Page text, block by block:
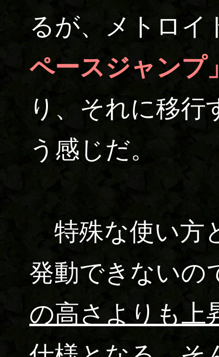
るが、メトロイ
ペースジャンプ
り、それに移行
う感じだ。
特殊な使い方
発動できないの
の高さよりも上